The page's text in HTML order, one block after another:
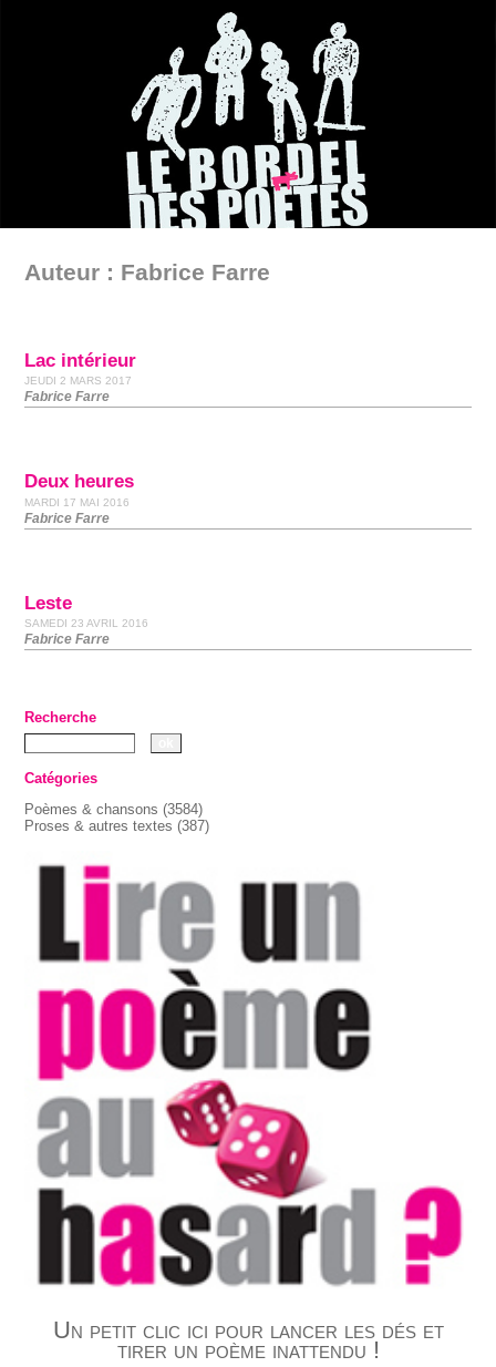
Auteur : Fabrice Farre
Lac intérieur
JEUDI 2 MARS 2017
Fabrice Farre
Deux heures
MARDI 17 MAI 2016
Fabrice Farre
Leste
SAMEDI 23 AVRIL 2016
Fabrice Farre
Recherche
Catégories
Poèmes & chansons (3584)
Proses & autres textes (387)
Un petit clic ici pour lancer les dés et
tirer un poème inattendu !